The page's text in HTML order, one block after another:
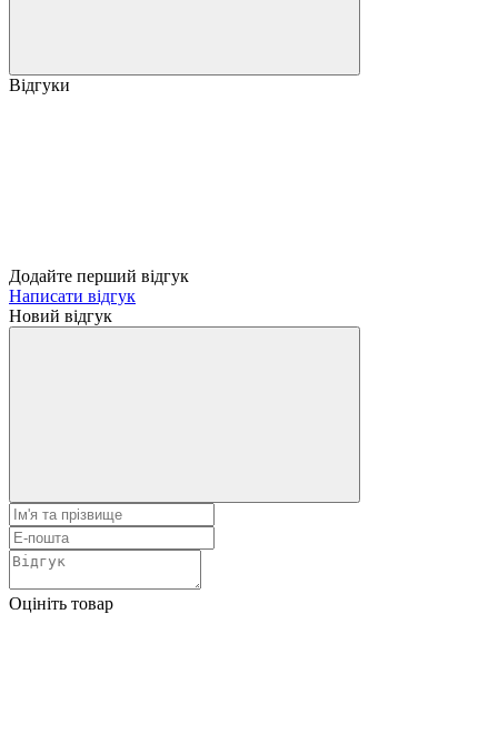
Відгуки
Додайте перший відгук
Написати відгук
Новий відгук
Оцініть товар